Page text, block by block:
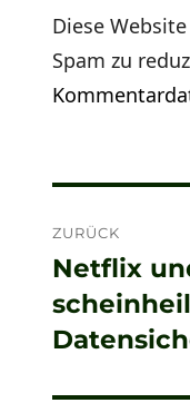
Diese
Spam zu
ZURÜCK
Vorheriger
Beitrag:
Netflix